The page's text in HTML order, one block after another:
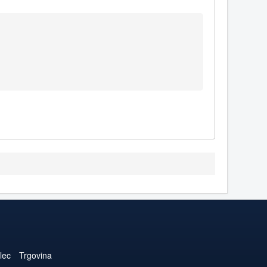
Trgovina